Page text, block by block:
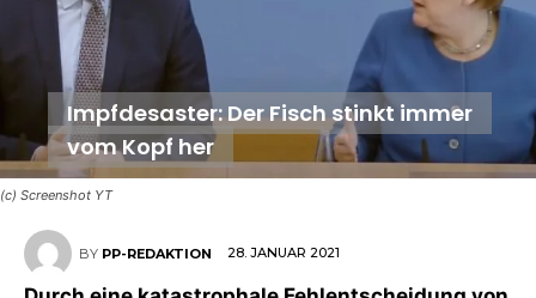
(c) Screenshot YT
Impfdesaster: Der Fisch stinkt immer
vom Kopf her
BY PP-REDAKTION 28. JANUAR 2021